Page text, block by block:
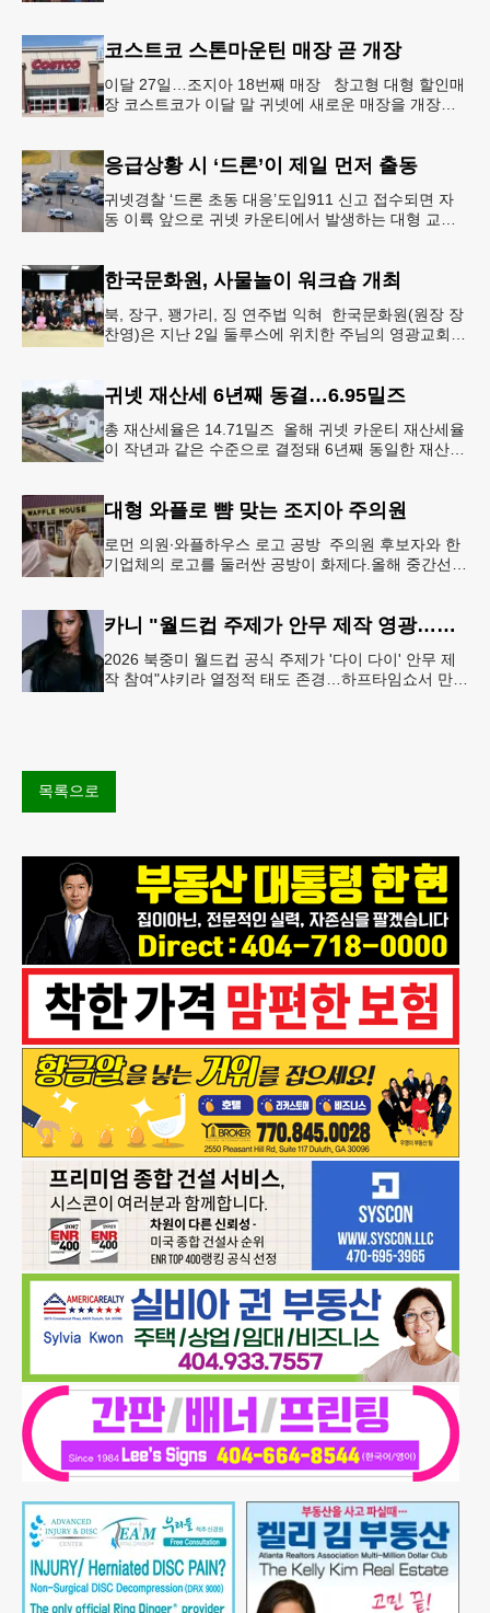
코스트코 스톤마운틴 매장 곧 개장
이달 27일…조지아 18번째 매장 창고형 대형 할인매
장 코스트코가 이달 말 귀넷에 새로운 매장을 개장한
응급상황 시 ‘드론’이 제일 먼저 출동
귀넷경찰 ‘드론 초동 대응’도입911 신고 접수되면 자
동 이륙 앞으로 귀넷 카운티에서 발생하는 대형 교통
한국문화원, 사물놀이 워크숍 개최
북, 장구, 꽹가리, 징 연주법 익혀 한국문화원(원장 장
찬영)은 지난 2일 둘루스에 위치한 주님의 영광교회에
귀넷 재산세 6년째 동결…6.95밀즈
총 재산세율은 14.71밀즈 올해 귀넷 카운티 재산세율
이 작년과 같은 수준으로 결정돼 6년째 동일한 재산세
대형 와플로 뺨 맞는 조지아 주의원
로먼 의원∙와플하우스 로고 공방 주의원 후보자와 한
기업체의 로고를 둘러싼 공방이 화제다.올해 중간선거
카니 "월드컵 주제가 안무 제작 영광…춤은 국경 없는 언어"
2026 북중미 월드컵 공식 주제가 '다이 다이' 안무 제
작 참여"샤키라 열정적 태도 존경…하프타임쇼서 만난
목록으로